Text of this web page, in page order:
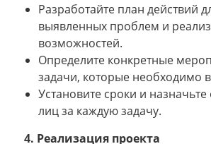
Разработайте план действий
выявленных проблем и
возможностей.
Определите конкретные
задачи, которые необходимо
Установите сроки и назначьте
лиц за каждую задачу.
4. Реализация проекта